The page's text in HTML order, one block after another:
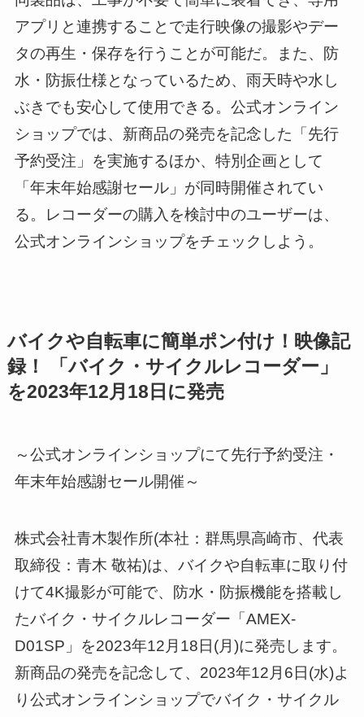
アプリと連携することで走行映像の撮影やデー
タの再生・保存を行うことが可能だ。また、防
水・防振仕様となっているため、雨天時や水し
ぶきでも安心して使用できる。公式オンライン
ショップでは、新商品の発売を記念した「先行
予約受注」を実施するほか、特別企画として
「年末年始感謝セール」が同時開催されてい
る。レコーダーの購入を検討中のユーザーは、
公式オンラインショップをチェックしよう。
バイクや自転車に簡単ポン付け！映像記
録！ 「バイク・サイクルレコーダー」
を2023年12月18日に発売
～公式オンラインショップにて先行予約受注・
年末年始感謝セール開催～
株式会社青木製作所(本社：群馬県高崎市、代表
取締役：青木 敬祐)は、バイクや自転車に取り付
けて4K撮影が可能で、防水・防振機能を搭載し
たバイク・サイクルレコーダー「AMEX-
D01SP」を2023年12月18日(月)に発売します。
新商品の発売を記念して、2023年12月6日(水)よ
り公式オンラインショップでバイク・サイクル